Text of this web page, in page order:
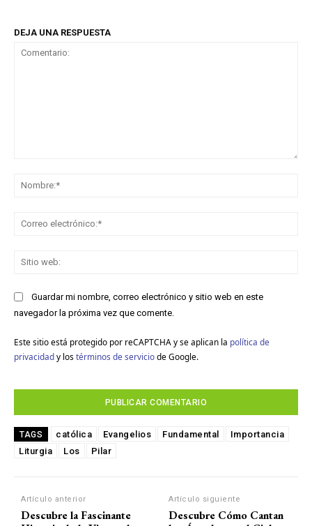
DEJA UNA RESPUESTA
Guardar mi nombre, correo electrónico y sitio web en este
navegador la próxima vez que comente.
Este sitio está protegido por reCAPTCHA y se aplican la política de
privacidady los términos de serviciode Google.
TAGS católica Evangelios Fundamental
Importancia
Liturgia
Los Pilar
Artículo anterior
Descubre la Fascinante
Artículo siguiente
Descubre Cómo Cantan